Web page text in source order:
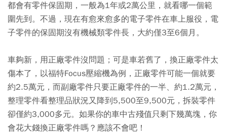
都會有零件保固期，一般為1年或2萬公里，就看哪一個範
圍先到。不過，現在有愈來愈多的電子零件在車上服役，電
子零件的保固期沒有機械類零件長，大約僅3至6個月。
車夠新，用正廠零件沒問題；可是車若舊了，換正廠零件太
傷本了，以福特Focus壓縮機為例，正廠零件可能一個就要
約2.5萬元，而副廠零件只要正廠零件的一半、約1.2萬元，
整理零件看整理品狀況又降到5,500至9,500元，拆裝零件
卻僅約3,000多元。如果你的車中古殘值只剩下幾萬塊，你
會花大錢換正廠零件嗎？應該不會吧！